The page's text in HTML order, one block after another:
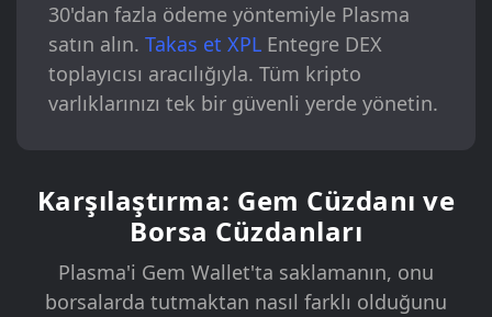
30'dan fazla ödeme yöntemiyle Plasma
satın alın. Takas et XPLEntegre DEX
toplayıcısı aracılığıyla. Tüm kripto
varlıklarınızı tek bir güvenli yerde yönetin.
Karşılaştırma: Gem Cüzdanı ve
Borsa Cüzdanları
Plasma'i Gem Wallet'ta saklamanın, onu
borsalarda tutmaktan nasıl farklı olduğunu